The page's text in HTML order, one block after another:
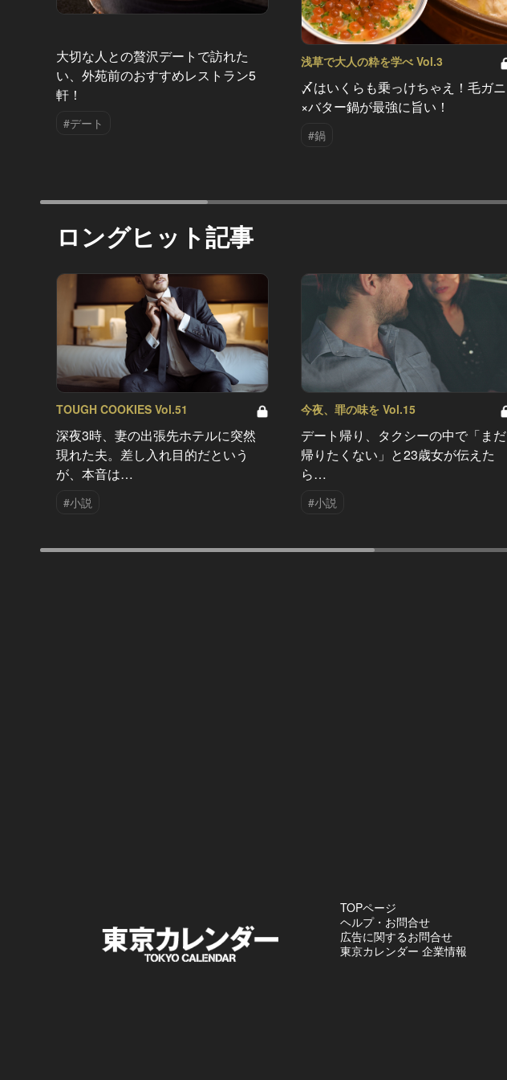
大切な人との贅沢デートで訪れた
い、外苑前のおすすめレストラン5
軒！
#デート
浅草で大人の粋を学べ Vol.3
〆はいくらも乗っけちゃえ！毛ガニ
×バター鍋が最強に旨い！
#鍋
ロングヒット記事
TOUGH COOKIES Vol.51
深夜3時、妻の出張先ホテルに突然
現れた夫。差し入れ目的だという
が、本音は…
#小説
今夜、罪の味を Vol.15
デート帰り、タクシーの中で「まだ
帰りたくない」と23歳女が伝えた
ら…
#小説
TOPページ
ヘルプ・お問合せ
広告に関するお問合せ
東京カレンダー 企業情報